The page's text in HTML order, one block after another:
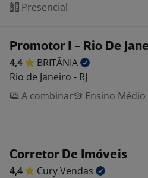
Presencial
Promotor I - Rio De
4,4
BRITÂNIA
Rio de Janeiro - RJ
A combinar
Ensino Médio
Corretor De Imóveis
4,4 CuryVendas